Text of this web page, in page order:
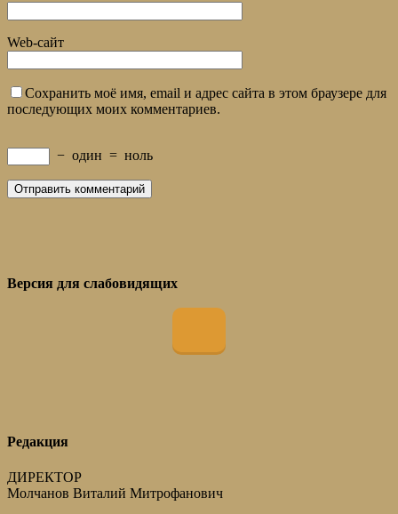
Web-сайт
Сохранить моё имя, email и адрес сайта в этом браузере для
последующих моих комментариев.
− один = ноль
Версия для слабовидящих
Редакция
ДИРЕКТОР
Молчанов Виталий Митрофанович